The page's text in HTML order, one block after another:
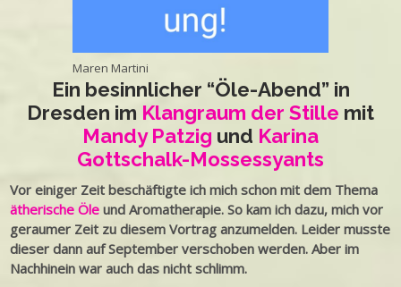
Maren Martini
Ein besinnlicher “Öle-Abend” in
Dresden im Klangraum der Stille mit
Mandy Patzig und Karina
Gottschalk-Mossessyants
Vor einiger Zeit beschäftigte ich mich schon mit dem Thema
ätherische Öle und Aromatherapie. So kam ich dazu, mich vor
geraumer Zeit zu diesem Vortrag anzumelden. Leider musste
dieser dann auf September verschoben werden. Aber im
Nachhinein war auch das nicht schlimm.